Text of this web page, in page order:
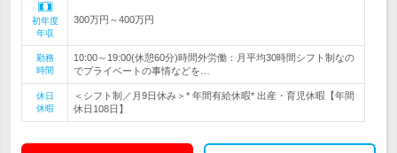
初年度
年収
300万円～400万円
勤務
時間
10:00～19:00(休憩60分)時間外労働：月平均30時間シフト制なの
でプライベートの事情などを…
休日
休暇
＜シフト制／月9日休み＞* 年間有給休暇* 出産・育児休暇【年間
休日108日】